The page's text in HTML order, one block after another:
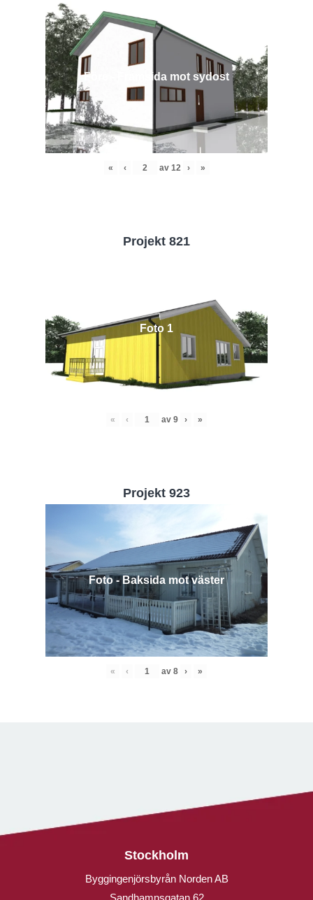
Före - Framsida mot sydost
« ‹ av 12 › »
Projekt 821
Foto 1
« ‹ av 9 › »
Projekt 923
Foto - Baksida mot väster
« ‹ av 8 › »
Stockholm
Byggingenjörsbyrån Norden AB
Sandhamnsgatan 62